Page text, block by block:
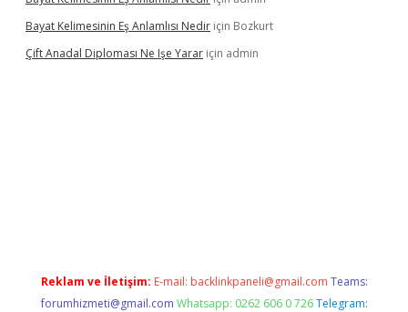
Bayat Kelimesinin Eş Anlamlısı Nedir için Bozkurt
Çift Anadal Diploması Ne Işe Yarar için admin
Reklam ve İletişim: E-mail: backlinkpaneli@gmail.com Teams:
forumhizmeti@gmail.com Whatsapp: 0262 606 0 726 Telegram: